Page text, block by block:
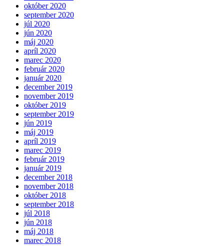
október 2020
september 2020
júl 2020
jún 2020
máj 2020
apríl 2020
marec 2020
február 2020
január 2020
december 2019
november 2019
október 2019
september 2019
jún 2019
máj 2019
apríl 2019
marec 2019
február 2019
január 2019
december 2018
november 2018
október 2018
september 2018
júl 2018
jún 2018
máj 2018
marec 2018